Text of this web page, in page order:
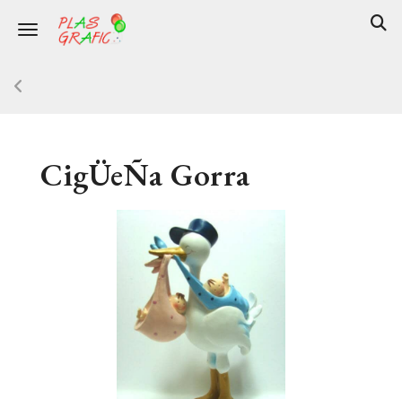
Toggle navigation
CigÜeÑa Gorra